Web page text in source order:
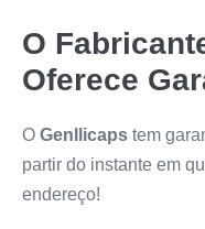
O
Oferece
O Genllicaps tem
partir do instante em
endereço!